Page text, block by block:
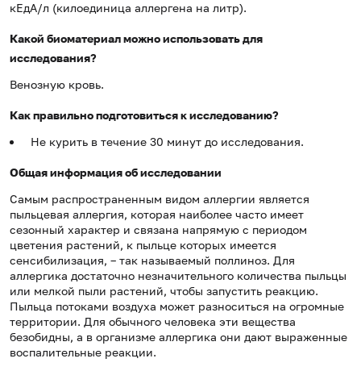
кЕдА/л (килоединица аллергена на литр).
Какой биоматериал можно использовать для
исследования?
Венозную кровь.
Как правильно подготовиться к исследованию?
Не курить в течение 30 минут до исследования.
Общая информация об исследовании
Самым распространенным видом аллергии является
пыльцевая аллергия, которая наиболее часто имеет
сезонный характер и связана напрямую с периодом
цветения растений, к пыльце которых имеется
сенсибилизация, – так называемый поллиноз. Для
аллергика достаточно незначительного количества пыльцы
или мелкой пыли растений, чтобы запустить реакцию.
Пыльца потоками воздуха может разноситься на огромные
территории. Для обычного человека эти вещества
безобидны, а в организме аллергика они дают выраженные
воспалительные реакции.